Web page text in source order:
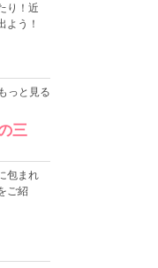
り！近
よう！
もっと見る
三
包まれ
ご紹